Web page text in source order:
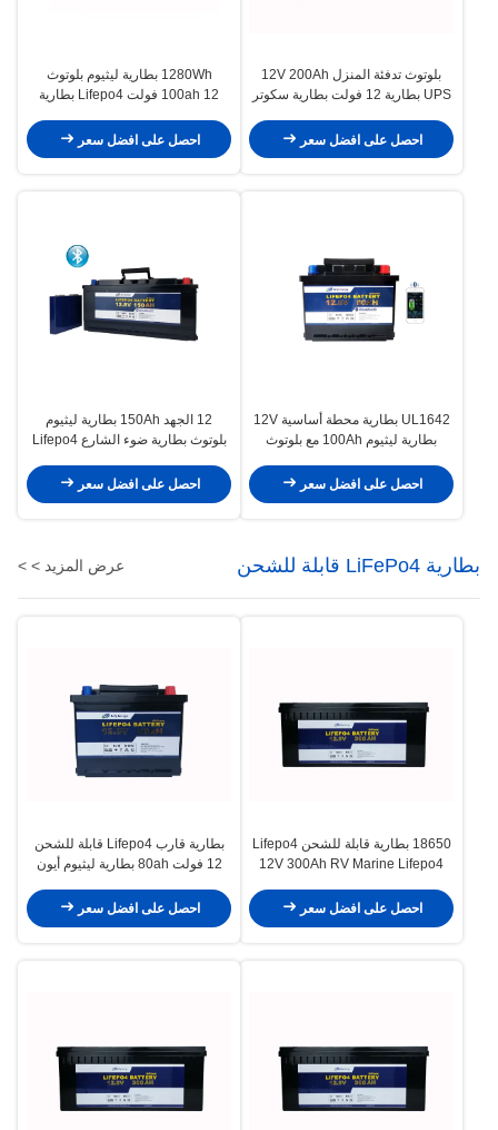
بلوتوث تدفئة المنزل 12V 200Ah
UPS بطارية 12 فولت بطارية سكوتر
احصل على افضل سعر
1280Wh بطارية ليثيوم بلوتوث
100ah 12 فولت Lifepo4 بطارية
احصل على افضل سعر
UL1642 بطارية محطة أساسية 12V
بطارية ليثيوم 100Ah مع بلوتوث
احصل على افضل سعر
12 الجهد 150Ah بطارية ليثيوم
بلوتوث بطارية ضوء الشارع Lifepo4
احصل على افضل سعر
بطارية LiFePo4 قابلة للشحن عرض المزيد > >
18650 بطارية قابلة للشحن Lifepo4
12V 300Ah RV Marine Lifepo4
احصل على افضل سعر
بطارية قارب Lifepo4 قابلة للشحن
12 فولت 80ah بطارية ليثيوم أيون
احصل على افضل سعر